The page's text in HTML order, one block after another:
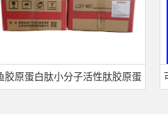
原蛋白肽小分子活性肽胶原蛋 可